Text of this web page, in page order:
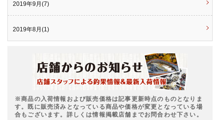
2019年9月(7)
2019年8月(1)
※商品の入荷情報および販売価格は記事更新時点のものとなりま
す。既に販売済みとなっている商品や価格が変更となっている場
合もございます。詳しくは情報掲載店舗までお問合わせ下さい。